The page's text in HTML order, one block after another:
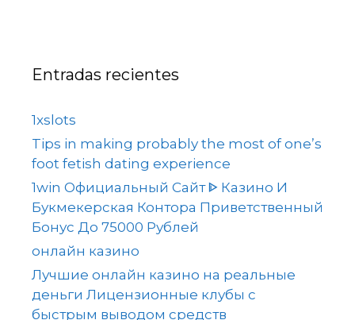
Entradas recientes
1xslots
Tips in making probably the most of one’s
foot fetish dating experience
1win Официальный Сайт ᐈ Казино И
Букмекерская Контора Приветственный
Бонус До 75000 Рублей
онлайн казино
Лучшие онлайн казино на реальные
деньги Лицензионные клубы с
быстрым выводом средств